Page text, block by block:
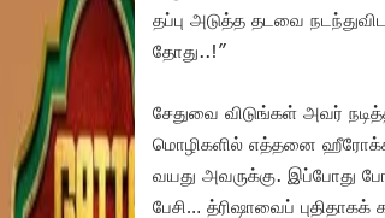
தப்பு அடுத்த தடவை
தோது..!”
சேதுவை விடுங்கள் அவர்
மொழிகளில் எத்தனை
வயது அவருக்கு. இப்போது
பேசி… த்ரிஷாவைப்